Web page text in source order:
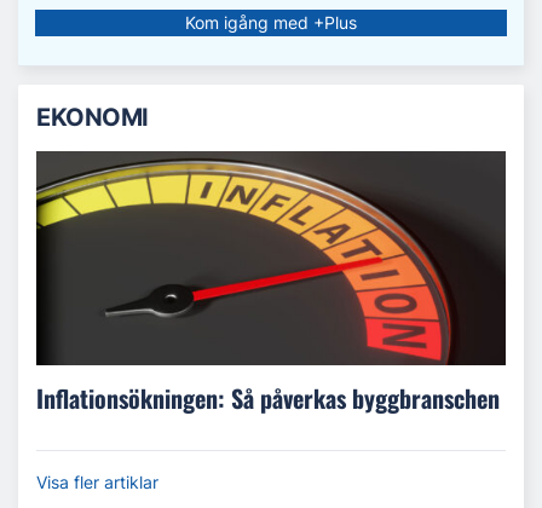
Kom igång med +Plus
EKONOMI
Inflationsökningen: Så påverkas byggbranschen
Visa fler artiklar